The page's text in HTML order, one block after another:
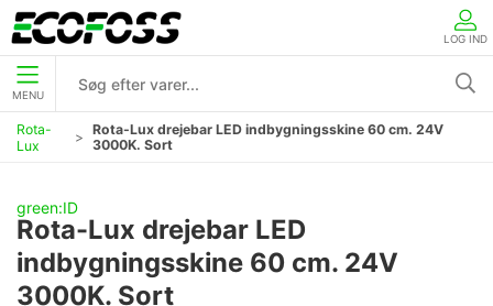
LOG IND
MENU
Rota-
Lux
Rota-Lux drejebar LED indbygningsskine 60 cm. 24V
3000K. Sort
green:ID
Rota-Lux drejebar LED
indbygningsskine 60 cm. 24V
3000K. Sort